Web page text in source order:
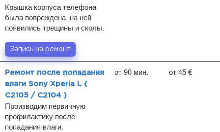
Крышка корпуса телефона
была повреждена, на ней
появились трещины и сколы.
Запись на ремонт
Ремонт после попадания
влаги Sony Xperia L (
C2105 / C2104 )
Производим первичную
профилактику после
попадания влаги.
от 90 мин. от 45 €